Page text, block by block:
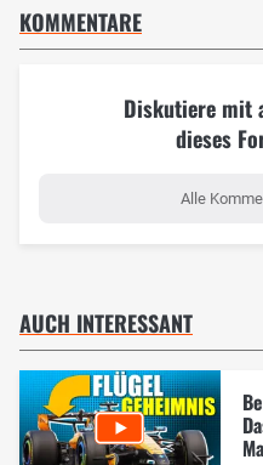
KOMMENTARE
Diskutiere mit
dieses
Alle
AUCH INTERESSANT